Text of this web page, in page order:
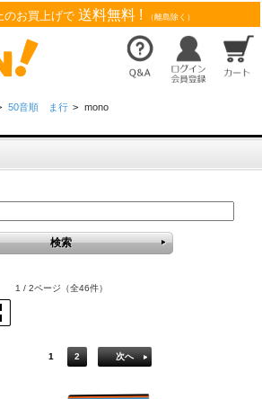
のお買上げで 送料無料 ! （離島除く）
50音順 ま行 > mono
1 / 2ページ （全46件）
1 2 次へ